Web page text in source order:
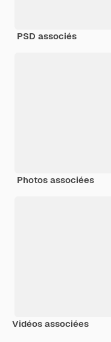
PSD associés
Photos associées
Vidéos associées